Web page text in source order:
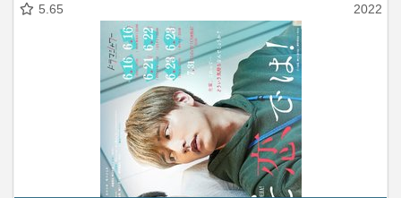
5.65 2022